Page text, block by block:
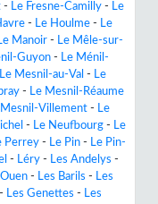
- Le Fresne-Camilly - Le
- Le Houlme - Le
Le Manoir - Le Mêle-sur-
Guyon - Le Ménil-
Le Mesnil-au-Val - Le
- Le Mesnil-Réaume
Mesnil-Villement - Le
- Le Neufbourg - Le
Perrey - Le Pin - Le Pin-
- Léry - Les Andelys -
- Les Barils - Les
- Les Genettes - Les